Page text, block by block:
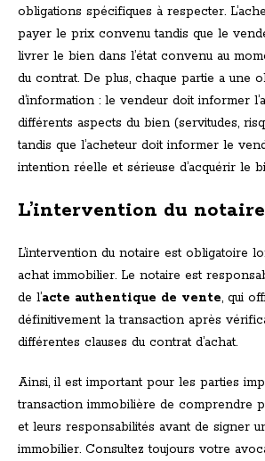
obligations spécifiques à respecter.
payer le prix convenu tandis que le
livrer le bien dans l’état convenu au
du contrat. De plus, chaque partie a une
d’information : le vendeur doit informer
différents aspects du bien (servitudes,
tandis que l’acheteur doit informer le
intention réelle et sérieuse d’acquérir le
L’intervention du notaire
L’intervention du notaire est obligatoire
achat immobilier. Le notaire est
de l’acte authentique de vente, qui
définitivement la transaction après
différentes clauses du contrat d’achat.
Ainsi, il est important pour les parties
transaction immobilière de comprendre
et leurs responsabilités avant de signer
immobilier. Consultez toujours votre